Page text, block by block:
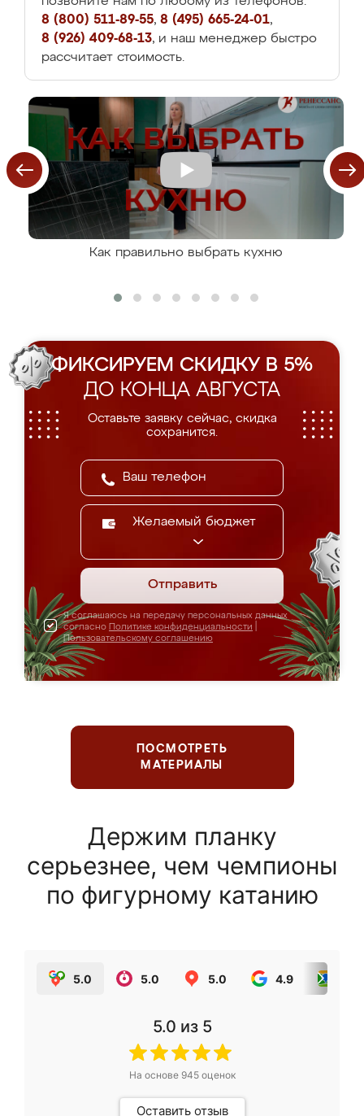
8 (800) 511-89-55, 8 (495) 665-24-01,
8 (926) 409-68-13, и наш менеджер быстро
рассчитает стоимость.
Как правильно выбрать кухню
ФИКСИРУЕМ СКИДКУ В 5%
ДО КОНЦА АВГУСТА
Оставьте заявку сейчас, скидка
сохранится.
Желаемый бюджет
Отправить
Я соглашаюсь на передачу персональных данных
согласно Политике конфиденциальности
Пользовательскому соглашению
ПОСМОТРЕТЬ
МАТЕРИАЛЫ
Держим планку
серьезнее, чем чемпионы
по фигурному катанию
5.0 5.0 5.0 4.9
5.0 из 5
На основе 945оценок
Оставить отзыв